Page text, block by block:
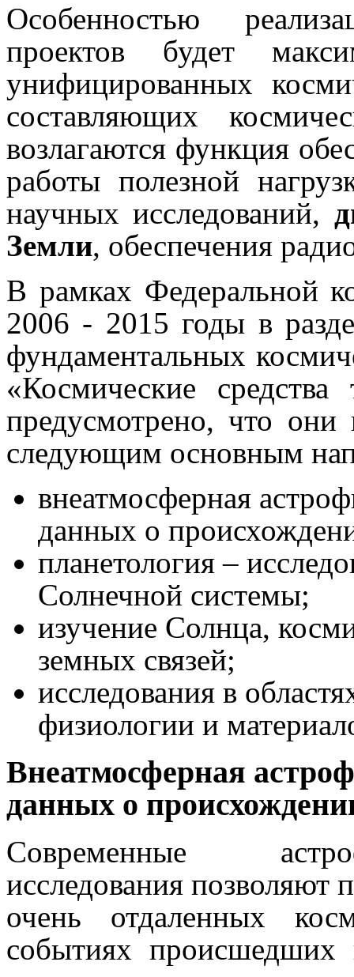
Особенностью
проектов будет
унифицированных
составляющих
возлагаются функция
работы полезной
научных исследований,
Земли, обеспечения
В рамках Федеральной
2006 - 2015 годы в
фундаментальных
«Космические средства
предусмотрено, что они
следующим основным
внеатмосферная
данных о
планетология –
Солнечной системы;
изучение Солнца,
земных связей;
исследования в
физиологии и
Внеатмосферная
данных о
Современные
исследования позволяют
очень отдаленных
событиях происшедших